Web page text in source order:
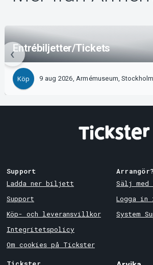
Entrébiljetter/Tickets
Köp 9 aug 2026, Armémuseum, Stockholm
Support
Ladda ner biljett
Support
Köp- och leveransvillkor
Integritetspolicy
Om cookies på Tickster
Arrangör?
Sälj med
Logga in
System
Tickster